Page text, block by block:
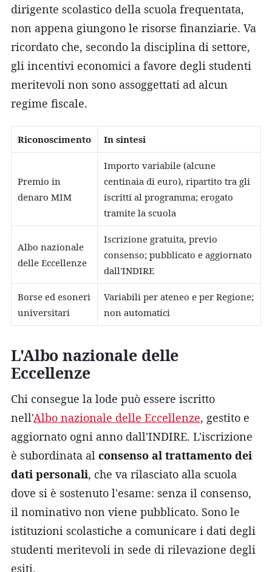
dirigente scolastico della scuola frequentata,
non appena giungono le risorse finanziarie. Va
ricordato che, secondo la disciplina di settore,
gli incentivi economici a favore degli studenti
meritevoli non sono assoggettati ad alcun
regime fiscale.
Riconoscimento In sintesi
Premio in
denaro MIM
Importo variabile (alcune
centinaia di euro), ripartito tra gli
iscritti al programma; erogato
tramite la scuola
Albo nazionale
delle Eccellenze
Iscrizione gratuita, previo
consenso; pubblicato e aggiornato
dall'INDIRE
Borse ed esoneri
universitari
Variabili per ateneo e per Regione;
non automatici
L'Albo nazionale delle
Eccellenze
Chi consegue la lode può essere iscritto
nell'Albo nazionale delle Eccellenze, gestito e
aggiornato ogni anno dall'INDIRE. L'iscrizione
è subordinata al consenso al trattamento dei
dati personali, che va rilasciato alla scuola
dove si è sostenuto l'esame: senza il consenso,
il nominativo non viene pubblicato. Sono le
istituzioni scolastiche a comunicare i dati degli
studenti meritevoli in sede di rilevazione degli
esiti.